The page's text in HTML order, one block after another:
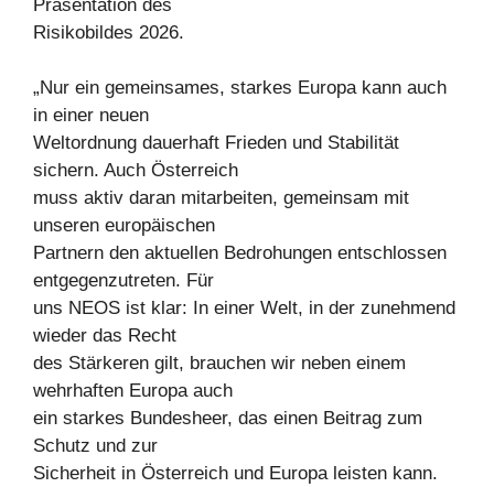
Präsentation des
Risikobildes 2026.
„Nur ein gemeinsames, starkes Europa kann auch
in einer neuen
Weltordnung dauerhaft Frieden und Stabilität
sichern. Auch Österreich
muss aktiv daran mitarbeiten, gemeinsam mit
unseren europäischen
Partnern den aktuellen Bedrohungen entschlossen
entgegenzutreten. Für
uns NEOS ist klar: In einer Welt, in der zunehmend
wieder das Recht
des Stärkeren gilt, brauchen wir neben einem
wehrhaften Europa auch
ein starkes Bundesheer, das einen Beitrag zum
Schutz und zur
Sicherheit in Österreich und Europa leisten kann.